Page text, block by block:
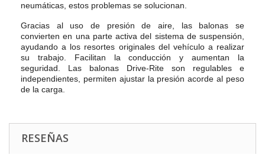
neumáticas, estos problemas se solucionan.
Gracias al uso de presión de aire, las balonas se
convierten en una parte activa del sistema de suspensión,
ayudando a los resortes originales del vehículo a realizar
su trabajo. Facilitan la conducción y aumentan la
seguridad. Las balonas Drive-Rite son regulables e
independientes, permiten ajustar la presión acorde al peso
de la carga.
RESEÑAS